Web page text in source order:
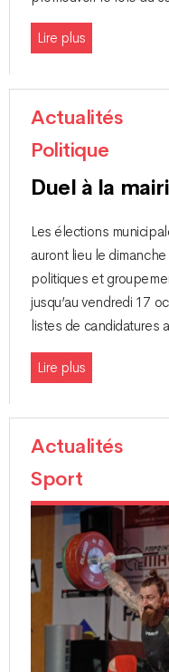
Lire plus
Actualités
Politique
Duel à la
Les élections
auront lieu le
politiques et
jusqu’au vendredi 17
listes de candidatures
Lire plus
Actualités
Sport